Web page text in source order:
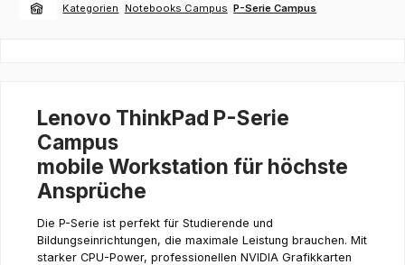
Kategorien Notebooks Campus P-Serie Campus
Lenovo ThinkPad P-Serie
Campus
mobile Workstation für höchste
Ansprüche
Die P-Serie ist perfekt für Studierende und
Bildungseinrichtungen, die maximale Leistung brauchen. Mit
starker CPU-Power, professionellen NVIDIA Grafikkarten